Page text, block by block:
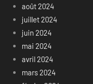
août 2024
juillet 2024
juin 2024
mai 2024
avril 2024
mars 2024